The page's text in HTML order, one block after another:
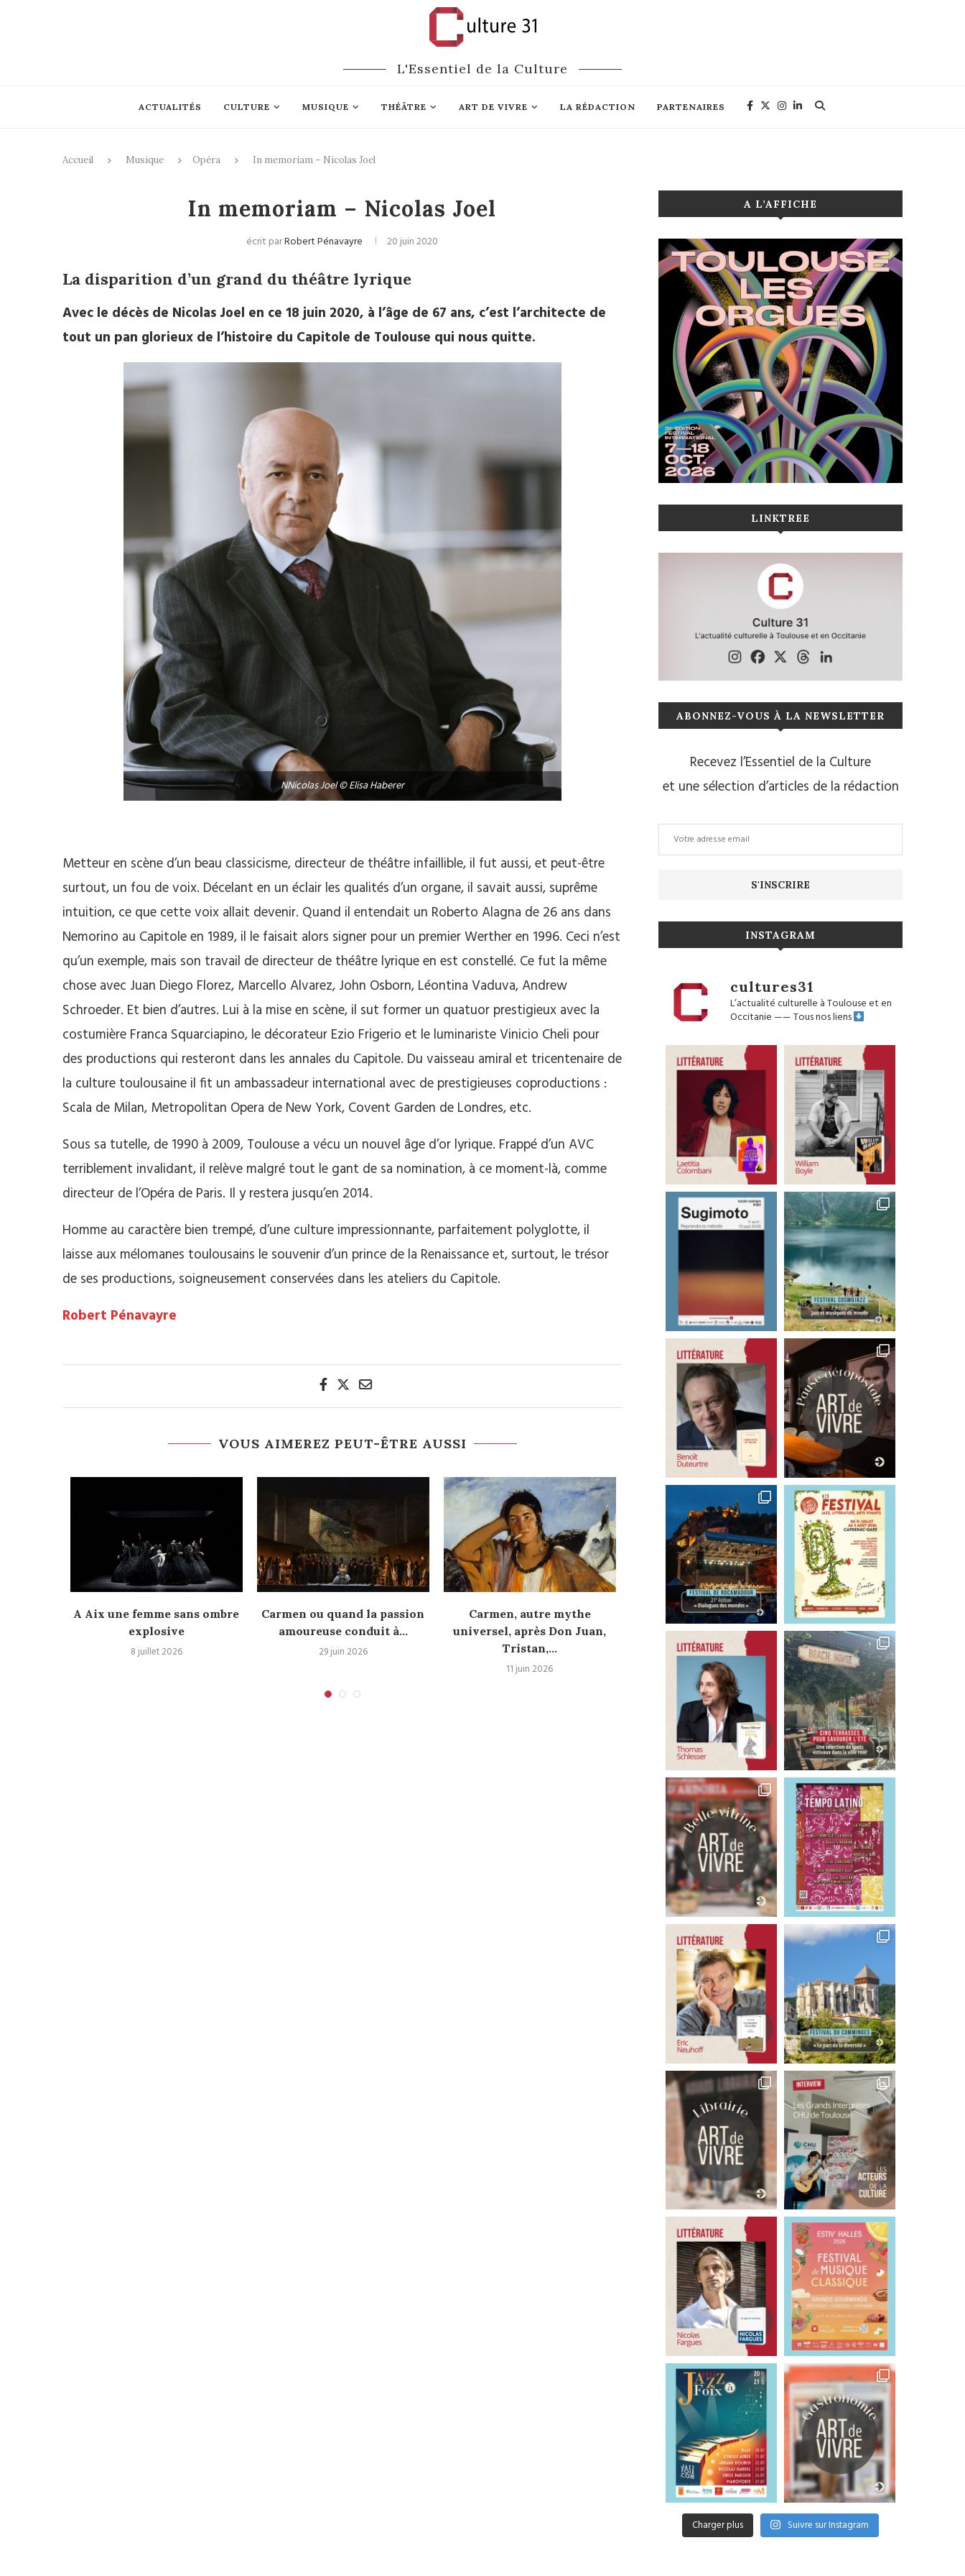
L'Essentiel de la Culture
ACTUALITÉS CULTURE MUSIQUE THÉÂTRE ART DE VIVRE LA RÉDACTION PARTENAIRES
Accueil Musique Opéra In memoriam – Nicolas Joel
In memoriam – Nicolas Joel
écrit parRobert Pénavayre 20 juin 2020
La disparition d’un grand du théâtre lyrique
Avec le décès de Nicolas Joel en ce 18 juin 2020, à l’âge de 67 ans, c’est l’architecte de
tout un pan glorieux de l’histoire du Capitole de Toulouse qui nous quitte.
NNicolas Joel © Elisa Haberer
Metteur en scène d’un beau classicisme, directeur de théâtre infaillible, il fut aussi, et peut-être
surtout, un fou de voix. Décelant en un éclair les qualités d’un organe, il savait aussi, suprême
intuition, ce que cette voix allait devenir. Quand il entendait un Roberto Alagna de 26 ans dans
Nemorino au Capitole en 1989, il le faisait alors signer pour un premier Werther en 1996. Ceci n’est
qu’un exemple, mais son travail de directeur de théâtre lyrique en est constellé. Ce fut la même
chose avec Juan Diego Florez, Marcello Alvarez, John Osborn, Léontina Vaduva, Andrew
Schroeder. Et bien d’autres. Lui à la mise en scène, il sut former un quatuor prestigieux avec la
costumière Franca Squarciapino, le décorateur Ezio Frigerio et le luminariste Vinicio Cheli pour
des productions qui resteront dans les annales du Capitole. Du vaisseau amiral et tricentenaire de
la culture toulousaine il fit un ambassadeur international avec de prestigieuses coproductions :
Scala de Milan, Metropolitan Opera de New York, Covent Garden de Londres, etc.
Sous sa tutelle, de 1990 à 2009, Toulouse a vécu un nouvel âge d’or lyrique. Frappé d’un AVC
terriblement invalidant, il relève malgré tout le gant de sa nomination, à ce moment-là, comme
directeur de l’Opéra de Paris. Il y restera jusqu’en 2014.
Homme au caractère bien trempé, d’une culture impressionnante, parfaitement polyglotte, il
laisse aux mélomanes toulousains le souvenir d’un prince de la Renaissance et, surtout, le trésor
de ses productions, soigneusement conservées dans les ateliers du Capitole.
Robert Pénavayre
VOUS AIMEREZ PEUT-ÊTRE AUSSI
A Aix une femme sans ombre
explosive
8 juillet 2026
Carmen ou quand la passion
amoureuse conduit à...
29 juin 2026
Carmen, autre mythe
universel, après Don Juan,
Tristan,...
11 juin 2026
Prodigieux Salomé servie par
une fabuleuse Salomé
2 juin 2026
Salomé, un clash
rythme d’un
25 mai 2026
A L’AFFICHE
LINKTREE
ABONNEZ-VOUS À LA NEWSLETTER
Recevez l’Essentiel de la Culture
et une sélection d’articles de la rédaction
INSTAGRAM
cultures31
L’actualité culturelle à Toulouse et en
Occitanie——Tous nos liens
Charger plus Suivre sur Instagram